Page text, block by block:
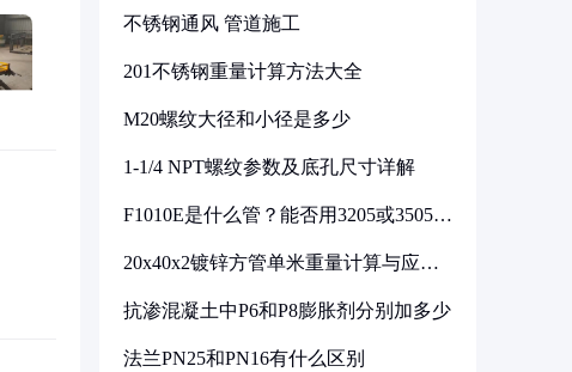
不锈钢通风 管道施工
201不锈钢重量计算方法大全
M20螺纹大径和小径是多少
1-1/4 NPT螺纹参数及底孔尺寸详解
F1010E是什么管？能否用3205或3505代
20x40x2镀锌方管单米重量计算与应用
抗渗混凝土中P6和P8膨胀剂分别加多少
法兰PN25和PN16有什么区别